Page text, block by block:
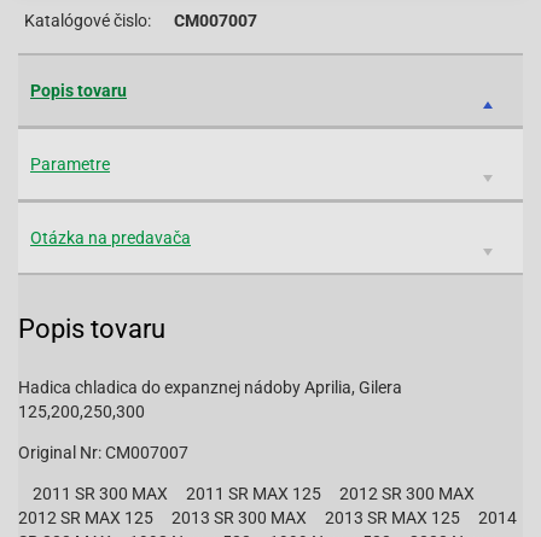
Katalógové čislo: CM007007
Popis tovaru
Parametre
Otázka na predavača
Popis tovaru
Hadica chladica do expanznej nádoby Aprilia, Gilera
125,200,250,300
Original Nr: CM007007
2011 SR 300 MAX 2011 SR MAX 125 2012 SR 300 MAX
2012 SR MAX 125 2013 SR 300 MAX 2013 SR MAX 125 2014